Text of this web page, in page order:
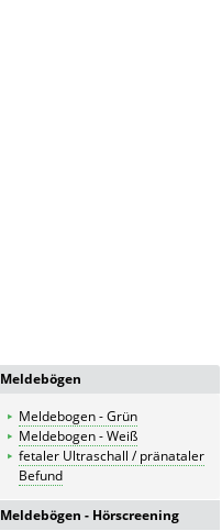
Meldebögen
Meldebogen - Grün
Meldebogen - Weiß
fetaler Ultraschall / pränataler
Befund
Meldebögen - Hörscreening